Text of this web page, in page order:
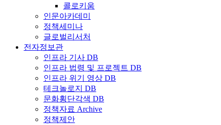
콜로키움
인문아카데미
정책세미나
글로벌리서처
전자정보관
인프라 기사 DB
인프라 법령 및 프로젝트 DB
인프라 위기 영상 DB
테크놀로지 DB
문화횡단각색 DB
정책자료 Archive
정책제안